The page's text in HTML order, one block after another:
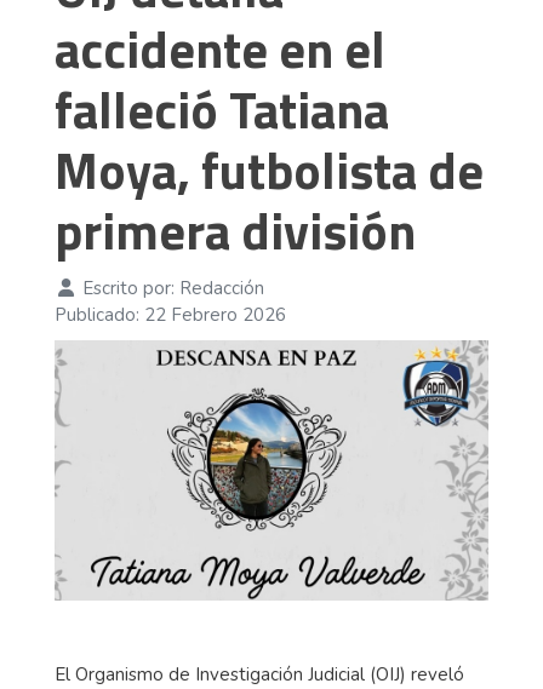
accidente en el
falleció Tatiana
Moya, futbolista de
primera división
Escrito por: Redacción
Publicado: 22 Febrero 2026
El Organismo de Investigación Judicial (OIJ) reveló